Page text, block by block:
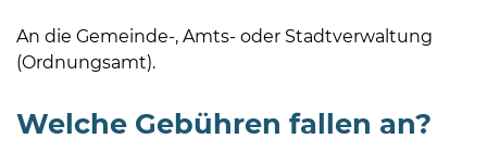
An die Gemeinde-, Amts- oder Stadtverwaltung
(Ordnungsamt).
Welche Gebühren fallen an?